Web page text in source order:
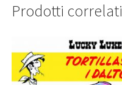
Prodotti correlati